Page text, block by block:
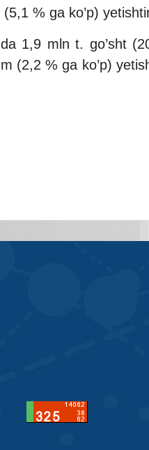
% ga ko’p)
1,9 mln t. go’sht
(2,2 % ga ko’p)